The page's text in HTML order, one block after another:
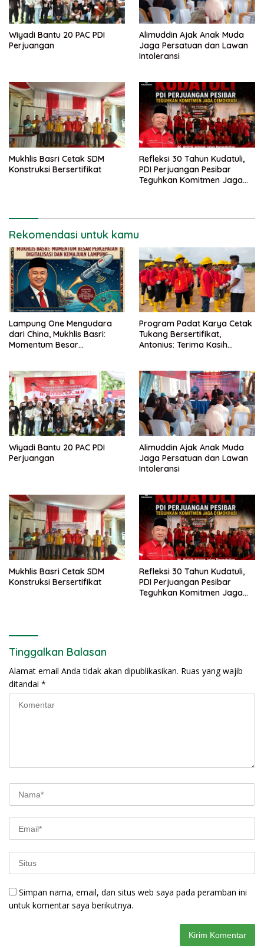
Wiyadi Bantu 20 PAC PDI
Perjuangan
Alimuddin Ajak Anak Muda
Jaga Persatuan dan Lawan
Intoleransi
Mukhlis Basri Cetak SDM
Konstruksi Bersertifikat
Refleksi 30 Tahun Kudatuli,
PDI Perjuangan Pesibar
Teguhkan Komitmen Jaga
Rekomendasi untuk kamu
Lampung One Mengudara
dari China, Mukhlis Basri:
Momentum Besar
Program Padat Karya Cetak
Tukang Bersertifikat,
Antonius: Terima Kasih
Wiyadi Bantu 20 PAC PDI
Perjuangan
Alimuddin Ajak Anak Muda
Jaga Persatuan dan Lawan
Intoleransi
Mukhlis Basri Cetak SDM
Konstruksi Bersertifikat
Refleksi 30 Tahun Kudatuli,
PDI Perjuangan Pesibar
Teguhkan Komitmen Jaga
Tinggalkan Balasan
Alamat email Anda tidak akan dipublikasikan. Ruas yang wajib
ditandai *
Simpan nama, email, dan situs web saya pada peramban ini
untuk komentar saya berikutnya.